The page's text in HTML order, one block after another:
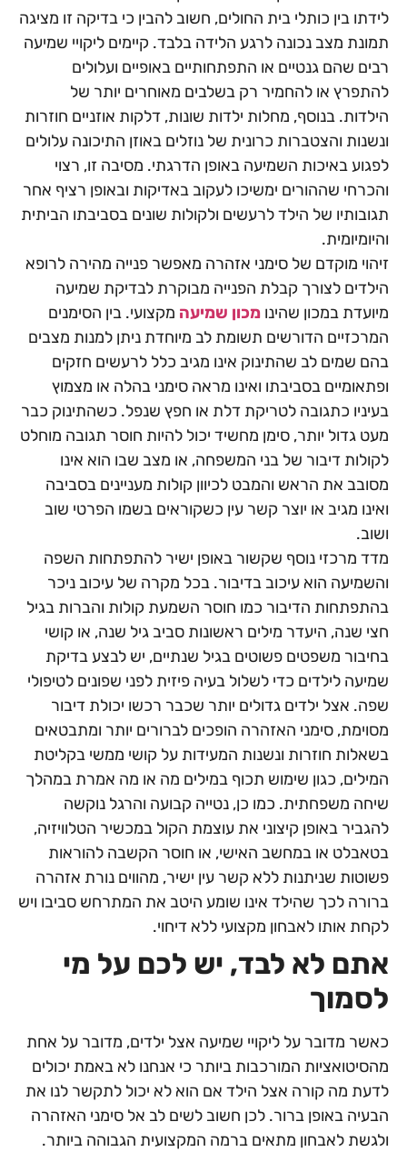
לידתו בין כותלי בית החולים, חשוב להבין כי בדיקה זו מציגה
תמונת מצב נכונה לרגע הלידה בלבד. קיימים ליקויי שמיעה
רבים שהם גנטיים או התפתחותיים באופיים ועלולים
להתפרץ או להחמיר רק בשלבים מאוחרים יותר של
הילדות. בנוסף, מחלות ילדות שונות, דלקות אוזניים חוזרות
ונשנות והצטברות כרונית של נוזלים באוזן התיכונה עלולים
לפגוע באיכות השמיעה באופן הדרגתי. מסיבה זו, רצוי
והכרחי שההורים ימשיכו לעקוב באדיקות ובאופן רציף אחר
תגובותיו של הילד לרעשים ולקולות שונים בסביבתו הביתית
והיומיומית.
זיהוי מוקדם של סימני אזהרה מאפשר פנייה מהירה לרופא
הילדים לצורך קבלת הפנייה מבוקרת לבדיקת שמיעה
מיועדת במכון שהינו מכון שמיעה מקצועי. בין הסימנים
המרכזיים הדורשים תשומת לב מיוחדת ניתן למנות מצבים
בהם שמים לב שהתינוק אינו מגיב כלל לרעשים חזקים
ופתאומיים בסביבתו ואינו מראה סימני בהלה או מצמוץ
בעיניו כתגובה לטריקת דלת או חפץ שנפל. כשהתינוק כבר
מעט גדול יותר, סימן מחשיד יכול להיות חוסר תגובה מוחלט
לקולות דיבור של בני המשפחה, או מצב שבו הוא אינו
מסובב את הראש והמבט לכיוון קולות מעניינים בסביבה
ואינו מגיב או יוצר קשר עין כשקוראים בשמו הפרטי שוב
ושוב.
מדד מרכזי נוסף שקשור באופן ישיר להתפתחות השפה
והשמיעה הוא עיכוב בדיבור. בכל מקרה של עיכוב ניכר
בהתפתחות הדיבור כמו חוסר השמעת קולות והברות בגיל
חצי שנה, היעדר מילים ראשונות סביב גיל שנה, או קושי
בחיבור משפטים פשוטים בגיל שנתיים, יש לבצע בדיקת
שמיעה לילדים כדי לשלול בעיה פיזית לפני שפונים לטיפולי
שפה. אצל ילדים גדולים יותר שכבר רכשו יכולת דיבור
מסוימת, סימני האזהרה הופכים לברורים יותר ומתבטאים
בשאלות חוזרות ונשנות המעידות על קושי ממשי בקליטת
המילים, כגון שימוש תכוף במילים מה או מה אמרת במהלך
שיחה משפחתית. כמו כן, נטייה קבועה והרגל נוקשה
להגביר באופן קיצוני את עוצמת הקול במכשיר הטלוויזיה,
בטאבלט או במחשב האישי, או חוסר הקשבה להוראות
פשוטות שניתנות ללא קשר עין ישיר, מהווים נורת אזהרה
ברורה לכך שהילד אינו שומע היטב את המתרחש סביבו ויש
לקחת אותו לאבחון מקצועי ללא דיחוי.
אתם לא לבד, יש לכם על מי
לסמוך
כאשר מדובר על ליקויי שמיעה אצל ילדים, מדובר על אחת
מהסיטואציות המורכבות ביותר כי אנחנו לא באמת יכולים
לדעת מה קורה אצל הילד אם הוא לא יכול לתקשר לנו את
הבעיה באופן ברור. לכן חשוב לשים לב אל סימני האזהרה
ולגשת לאבחון מתאים ברמה המקצועית הגבוהה ביותר.